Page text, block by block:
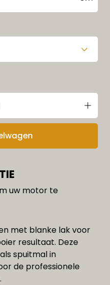
uw motor te
met blanke lak voor
resultaat. Deze
spuitmal in
de professionele